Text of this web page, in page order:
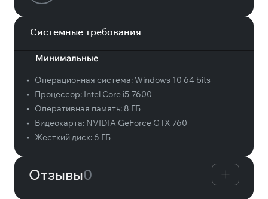
Системные требования
Минимальные
• Операционная система:Windows 10 64 bits
•
Процессор: Intel Core i5-7600
•
Оперативная память: 8 ГБ
•
Видеокарта: NVIDIA GeForce GTX 760
•
Жесткий диск: 6 ГБ
Отзывы0